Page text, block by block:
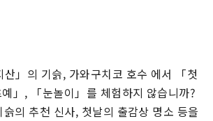
」의 기슭, 가와구치코 호수 에서 「첫
」, 「눈놀이」를 체험하지 않습니까?
의 추천 신사, 첫날의 출감상 명소 등을